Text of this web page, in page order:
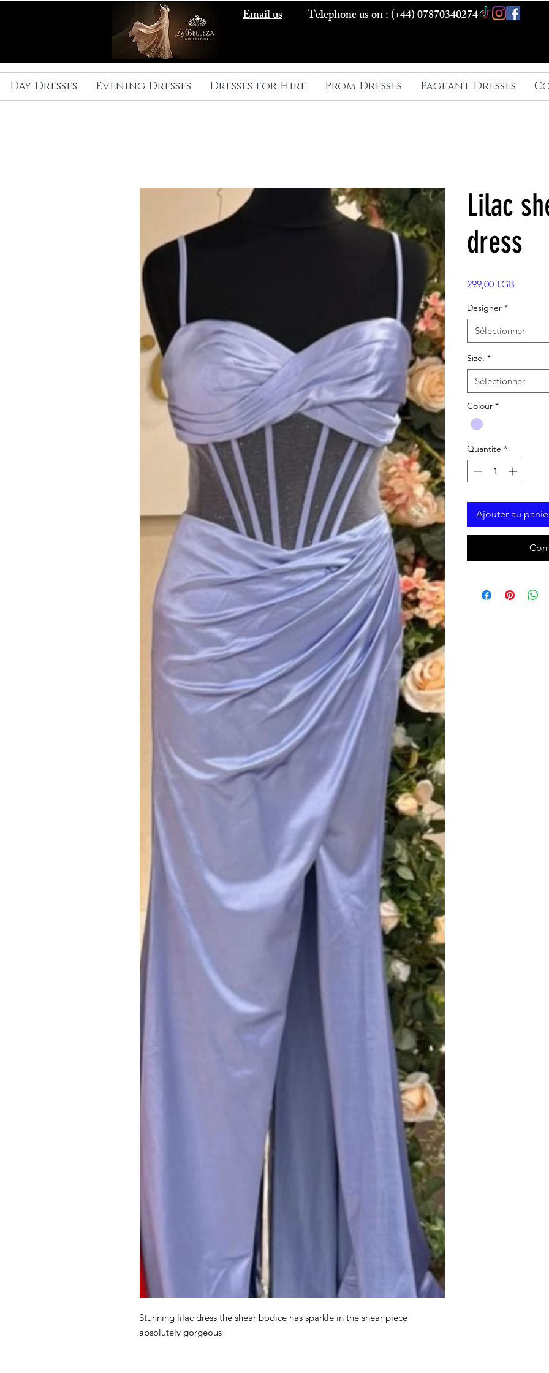
Email us Telephone us on : (+44) 07870340274
Day Dresses Evening Dresses Dresses for Hire Prom Dresses Pageant Dresses
Stunning lilac dress the shear bodice has sparkle in the shear piece
absolutely gorgeous
Lilac
dress
299,00 £GB
Designer *
Sélectionner
Size, *
Sélectionner
Colour *
Quantité *
Ajouter au